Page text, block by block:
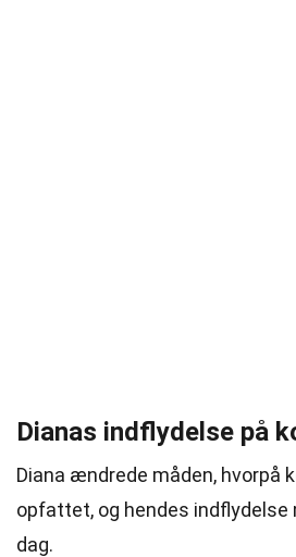
Dianas indflydelse på
Diana ændrede måden, hvorpå
opfattet, og hendes
dag.